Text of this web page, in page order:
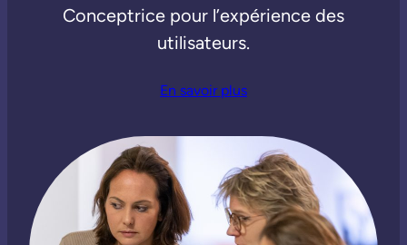
Conceptrice pour l’expérience des
utilisateurs.
En savoir plus